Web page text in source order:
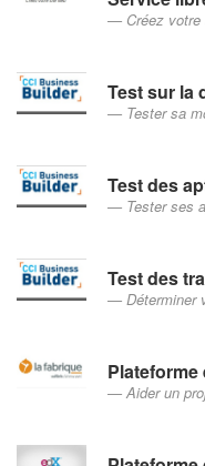
Créez
Test sur la
Tester sa
Test des
Tester ses
Test des
Déterminer
Aider un